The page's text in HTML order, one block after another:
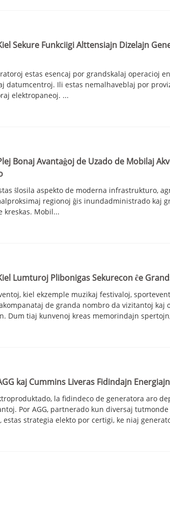
Sekure Funkciigi Alttensiajn Dizelajn
estas esencaj por grandskalaj operacioj
datumcentroj. Ili estas nemalhaveblaj por
elektropaneoj. ...
Bonaj Avantaĝoj de Uzado de Mobilaj
ŝlosila aspekto de moderna infrastrukturo,
regionoj ĝis inundadministrado kaj
kreskas. Mobil...
Lumturoj Plibonigas Sekurecon ĉe
kiel ekzemple muzikaj festivaloj,
de granda nombro da vizitantoj kaj
Dum tiaj kunvenoj kreas memorindajn
kaj Cummins Liveras Fidindajn
la fidindeco de generatora aro
Por AGG, partnerado kun diversaj
estas strategia elekto por certigi, ke niaj